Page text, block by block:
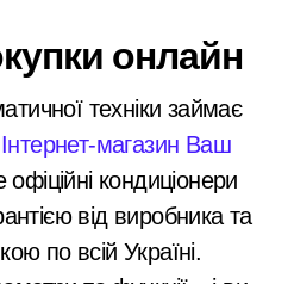
онлайн
техніки займає
Інтернет-магазин Ваш
кондиціонери
від виробника та
по всій Україні.